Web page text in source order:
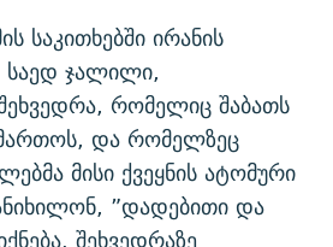
ᲬᲔᲚᲘ
COVID-19
ᲘᲡᲢᲝᲠᲘᲐ
- ᲐᲛᲝᲣᲗᲥᲛᲔᲚᲘ ᲐᲛᲑᲐᲕᲘ
საკითხებში ირანის
საედ ჯალილი,
რომელიც შაბათს
და რომელზეც
მისი ქვეყნის ატომური
”დადებითი და